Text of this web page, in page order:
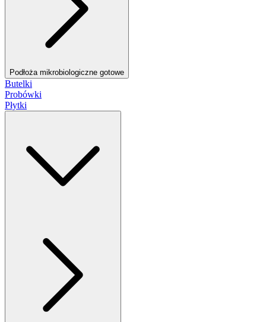
Podłoża mikrobiologiczne gotowe
Butelki
Probówki
Płytki